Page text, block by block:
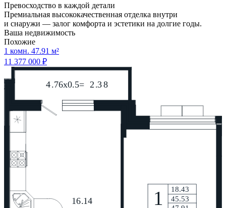
Превосходство в каждой детали
Премиальная высококачественная отделка внутри
и снаружи — залог комфорта и эстетики на долгие годы.
Ваша недвижимость
Похожие
1 комн. 47.91 м²
11 377 000 ₽